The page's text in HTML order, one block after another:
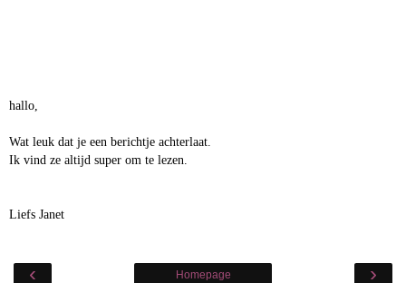
hallo,
Wat leuk dat je een berichtje achterlaat.
Ik vind ze altijd super om te lezen.
Liefs Janet
‹ ›
Homepage